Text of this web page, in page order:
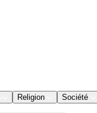
Religion Société